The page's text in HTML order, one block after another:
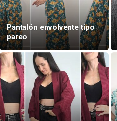
Pantalón envolvente tipo
pareo